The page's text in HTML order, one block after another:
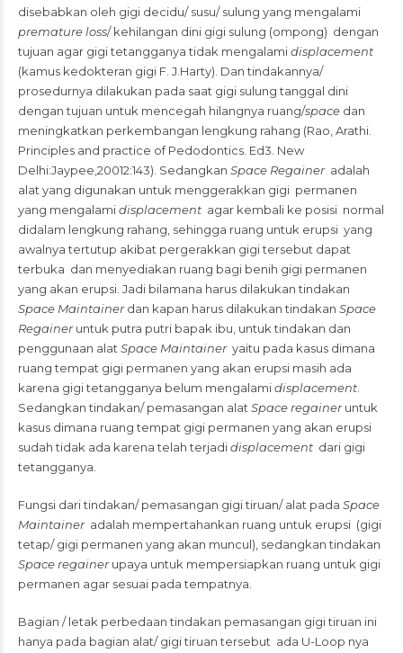
disebabkan oleh gigi decidu/ susu/ sulung yang mengalami
premature loss/ kehilangan dini gigi sulung (ompong) dengan
tujuan agar gigi tetangganya tidak mengalamidisplacement
(kamus kedokteran gigi F. J.Harty). Dan tindakannya/
prosedurnya dilakukan pada saat gigi sulung tanggal dini
dengan tujuan untuk mencegah hilangnya ruang/space dan
meningkatkan perkembangan lengkung rahang (Rao, Arathi.
Principles and practice of Pedodontics. Ed3. New
Delhi:Jaypee,20012:143). Sedangkan Space Regainer adalah
alat yang digunakan untuk menggerakkan gigi permanen
yang mengalamidisplacement agar kembali ke posisi normal
didalam lengkung rahang, sehingga ruang untuk erupsi yang
awalnya tertutup akibat pergerakkan gigi tersebut dapat
terbuka dan menyediakan ruang bagi benih gigi permanen
yang akan erupsi. Jadi bilamana harus dilakukan tindakan
Space Maintainerdan kapan harus dilakukan tindakan Space
Regaineruntuk putra putri bapak ibu, untuk tindakan dan
penggunaan alat Space Maintainer yaitu pada kasus dimana
ruang tempat gigi permanen yang akan erupsi masih ada
karena gigi tetangganya belum mengalamidisplacement
Sedangkan tindakan/ pemasangan alat Space regaineruntuk
kasus dimana ruang tempat gigi permanen yang akan erupsi
sudah tidak ada karena telah terjadidisplacement dari gigi
tetangganya.
Fungsi dari tindakan/ pemasangan gigi tiruan/ alat pada Space
Maintainer adalah mempertahankan ruang untuk erupsi (gigi
tetap/ gigi permanen yang akan muncul), sedangkan tindakan
Space regainerupaya untuk mempersiapkan ruang untuk gigi
permanen agar sesuai pada tempatnya.
Bagian / letak perbedaan tindakan pemasangan gigi tiruan ini
hanya pada bagian alat/ gigi tiruan tersebut ada U-Loop nya